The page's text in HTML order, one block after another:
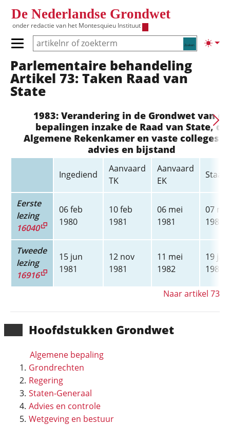
De Nederlandse Grondwet
onder redactie van het Montesquieu Instituut
Zoeken
Primair menu tonen/verbergen
Hoofdnavigatie
Hoofd­stukken Grondwet
Algemene bepaling
Grondrechten
Regering
Staten-Generaal
Advies en controle
Wetgeving en bestuur
Parlementaire behandeling
Artikel 73: Taken Raad van
State
1983: Verandering in de Grondwet van de
bepalingen inzake de Raad van State, de
Algemene Rekenkamer en vaste colleges
advies en bijstand
Ingediend
Aanvaard
TK
Aanvaard
EK
Eerste
lezing
16040
06 feb
1980
10 feb
1981
06 mei
1981
07
1981
Tweede
lezing
16916
15 jun
1981
12 nov
1981
11 mei
1982
19 jan
1983
Naar artikel 73